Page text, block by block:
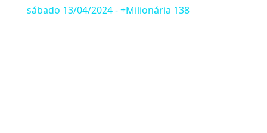
sábado 13/04/2024 - +Milionária 138